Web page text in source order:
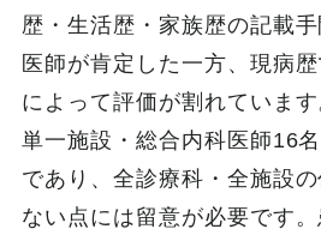
歴・生活歴・家族歴の記載
医師が肯定した一方、現病
によって評価が割れていま
単一施設・総合内科医師16
であり、全診療科・全施設
ない点には留意が必要です